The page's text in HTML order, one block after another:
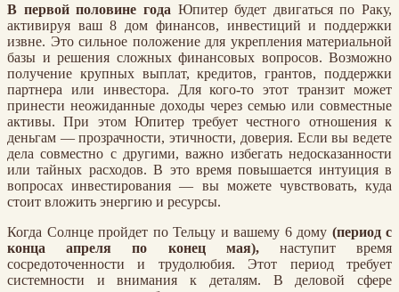
В первой половине года Юпитер будет двигаться по Раку,
активируя ваш 8 дом финансов, инвестиций и поддержки
извне. Это сильное положение для укрепления материальной
базы и решения сложных финансовых вопросов. Возможно
получение крупных выплат, кредитов, грантов, поддержки
партнера или инвестора. Для кого-то этот транзит может
принести неожиданные доходы через семью или совместные
активы. При этом Юпитер требует честного отношения к
деньгам — прозрачности, этичности, доверия. Если вы ведете
дела совместно с другими, важно избегать недосказанности
или тайных расходов. В это время повышается интуиция в
вопросах инвестирования — вы можете чувствовать, куда
стоит вложить энергию и ресурсы.
Когда Солнце пройдет по Тельцу и вашему 6 дому (период с
конца апреля по конец мая),наступит время
сосредоточенности и трудолюбия. Этот период требует
системности и внимания к деталям. В деловой сфере